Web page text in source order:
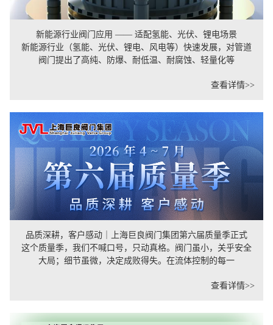
新能源行业阀门应用 —— 适配氢能、光伏、锂电场景
新能源行业（氢能、光伏、锂电、风电等）快速发展，对管道
阀门提出了高纯、防爆、耐低温、耐腐蚀、轻量化等
查看详情>>
品质深耕，客户感动｜上海巨良阀门集团第六届质量季正式
这个质量季，我们不喊口号，只动真格。阀门虽小，关乎安全
大局；细节虽微，决定成败得失。在流体控制的每一
查看详情>>